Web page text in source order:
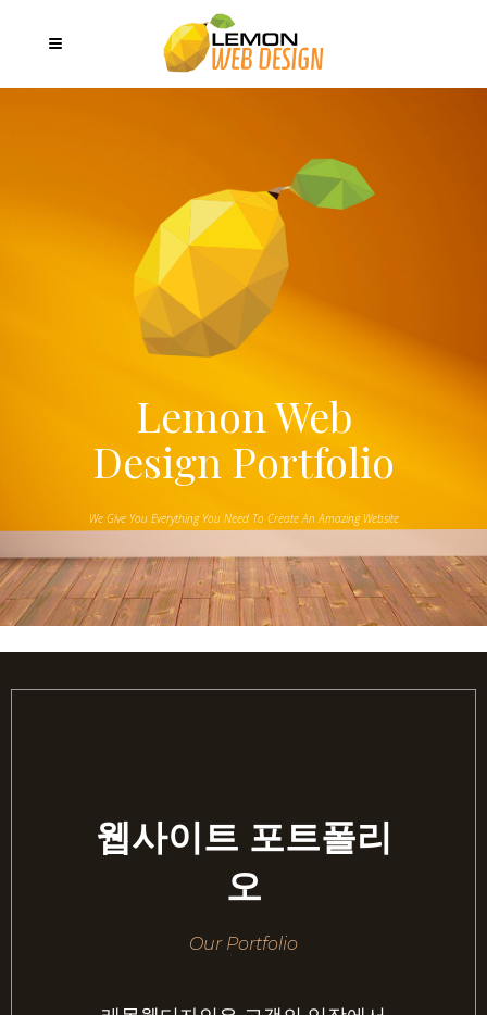
Lemon Web
Design Portfolio
We Give You Everything You Need To Create An Amazing Website
웹사이트 포트폴리
오
Our Portfolio